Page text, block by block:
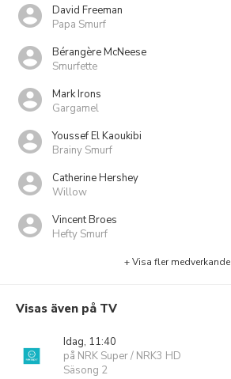
David Freeman
Papa Smurf
Bérangère McNeese
Smurfette
Mark Irons
Gargamel
Youssef El Kaoukibi
Brainy Smurf
Catherine Hershey
Willow
Vincent Broes
Hefty Smurf
+ Visa fler medverkande
Visas även på TV
Idag, 11:40
på NRK Super / NRK3 HD
Säsong 2